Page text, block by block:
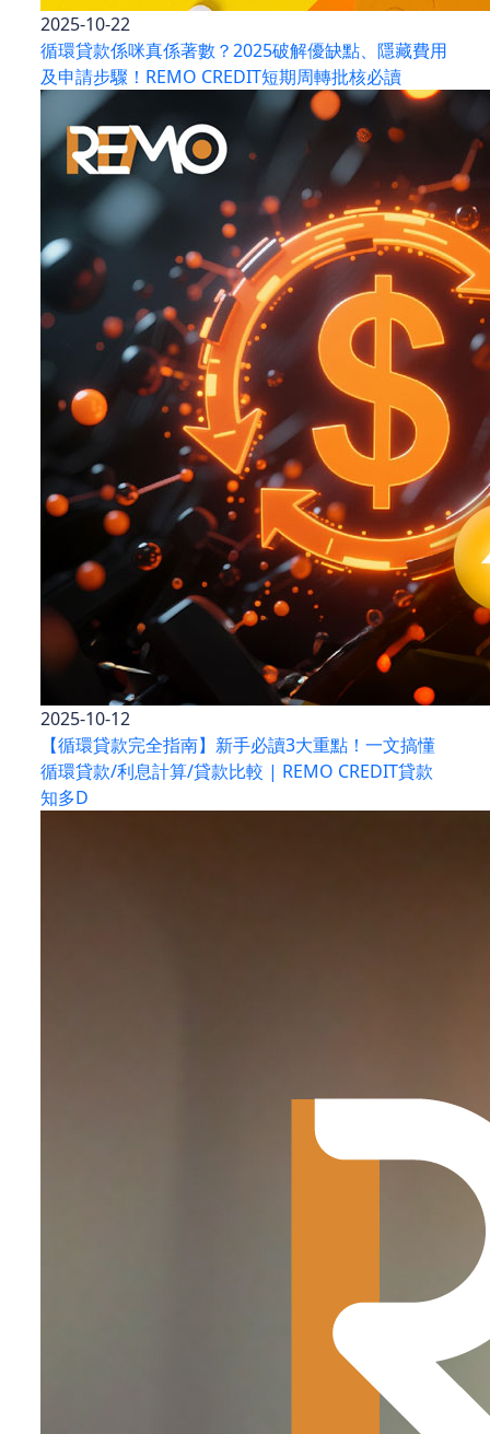
2025-10-22
循環貸款係咪真係著數？2025破解優缺點、隱藏費用
及申請步驟！REMO CREDIT短期周轉批核必讀
2025-10-12
【循環貸款完全指南】新手必讀3大重點！一文搞懂
循環貸款/利息計算/貸款比較 | REMO CREDIT貸款
知多D